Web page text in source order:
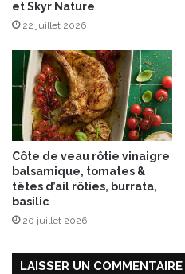
et Skyr Nature
22 juillet 2026
Côte de veau rôtie vinaigre
balsamique, tomates &
têtes d’ail rôties, burrata,
basilic
20 juillet 2026
LAISSER UN COMMENTAIRE